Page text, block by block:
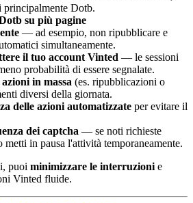
principalmente Dotb.
su più pagine
— ad esempio, non ripubblicare e
simultaneamente.
il tuo account Vinted — le sessioni
probabilità di essere segnalate.
in massa (es. ripubblicazioni o
diversi della giornata.
delle azioni automatizzate per evitare il
dei captcha — se noti richieste
metti in pausa l'attività temporaneamente.
puoi minimizzare le interruzioni e
Vinted fluide.